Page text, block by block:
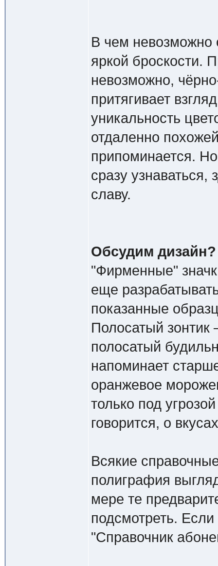
В чем невозможно
яркой броскости.
невозможно,
притягивает
уникальность
отдаленно
припоминается.
сразу узнаваться,
славу.
Обсудим дизайн?
"Фирменные"
еще
показанные
Полосатый зонтик
полосатый
напоминает
оранжевое
только под
говорится, о
Всякие
полиграфия
мере те
подсмотреть.
"Справочник